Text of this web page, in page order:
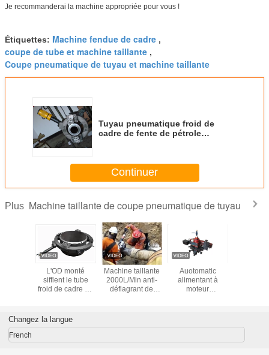
Je recommanderai la machine appropriée pour vous !
Étiquettes: Machine fendue de cadre ,
coupe de tube et machine taillante ,
Coupe pneumatique de tuyau et machine taillante
Tuyau pneumatique froid de
cadre de fente de pétrole
Continuer
Plus Machine taillante de coupe pneumatique de tuyau
tuyau
L'OD monté
sifflent le tube
froid de cadre de
machine taillante
Machine taillante
2000L/Min anti-
déflagrant de
Auotomatic
alimentant à
moteur
taille portative de
Changez la langue
French